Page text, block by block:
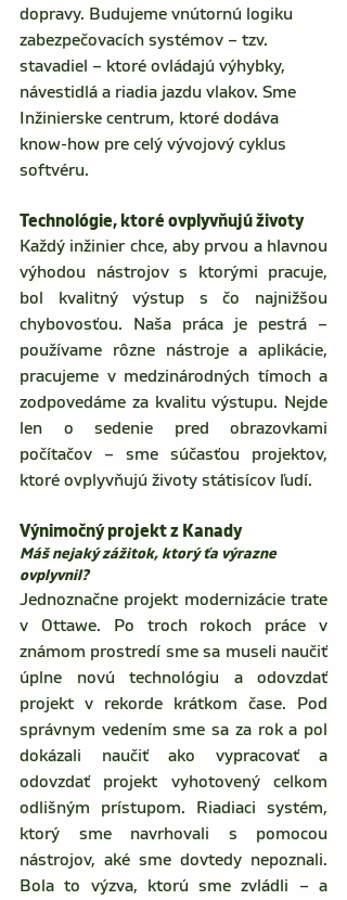
dopravy. Budujeme vnútornú logiku
zabezpečovacích systémov – tzv.
stavadiel – ktoré ovládajú výhybky,
návestidlá a riadia jazdu vlakov. Sme
Inžinierske centrum, ktoré dodáva
know-how pre celý vývojový cyklus
softvéru.
Technológie, ktoré ovplyvňujú životy
Každý inžinier chce, aby prvou a hlavnou
výhodou nástrojov s ktorými pracuje,
bol kvalitný výstup s čo najnižšou
chybovosťou. Naša práca je pestrá –
používame rôzne nástroje a aplikácie,
pracujeme v medzinárodných tímoch a
zodpovedáme za kvalitu výstupu. Nejde
len o sedenie pred obrazovkami
počítačov – sme súčasťou projektov,
ktoré ovplyvňujú životy státisícov ľudí.
Výnimočný projekt z Kanady
Máš nejaký zážitok, ktorý ťa výrazne
ovplyvnil?
Jednoznačne projekt modernizácie trate
v Ottawe. Po troch rokoch práce v
známom prostredí sme sa museli naučiť
úplne novú technológiu a odovzdať
projekt v rekorde krátkom čase. Pod
správnym vedením sme sa za rok a pol
dokázali naučiť ako vypracovať a
odovzdať projekt vyhotovený celkom
odlišným prístupom. Riadiaci systém,
ktorý sme navrhovali s pomocou
nástrojov, aké sme dovtedy nepoznali.
Bola to výzva, ktorú sme zvládli – a